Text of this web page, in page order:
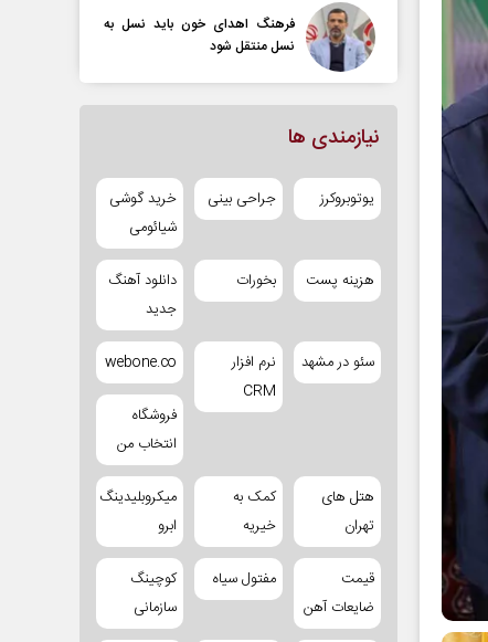
فرهنگ اهدای خون باید نسل به
نسل منتقل شود
نیازمندی ها
یوتوبروکرز جراحی بینی
خرید گوشی
شیائومی
هزینه پست بخورات
دانلود آهنگ
جدید
سئو در مشهد
نرم افزار
CRM
webone.co
فروشگاه
انتخاب من
هتل های
تهران
کمک به
خیریه
میکروبلیدینگ
ابرو
قیمت
ضایعات آهن
مفتول سیاه
کوچینگ
سازمانی